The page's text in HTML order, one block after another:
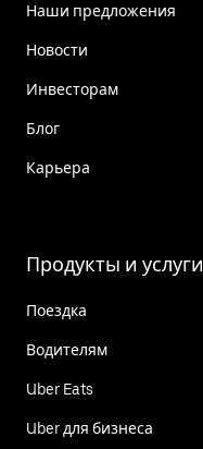
Наши предложения
Новости
Инвесторам
Блог
Карьера
Продукты и услуги
Поездка
Водителям
Uber Eats
Uber для бизнеса